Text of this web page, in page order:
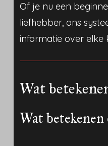
Of je nu een
liefhebber, ons
informatie over elke
Wat
Wat betekenen